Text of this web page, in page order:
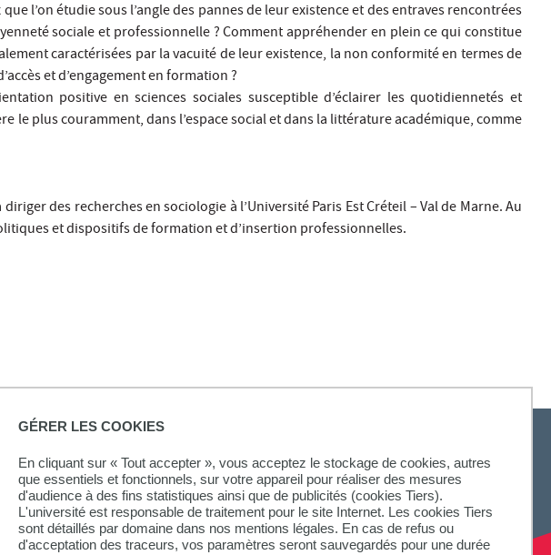
GÉRER LES COOKIES
En cliquant sur « Tout accepter », vous acceptez le stockage de cookies, autres
que essentiels et fonctionnels, sur votre appareil pour réaliser des mesures
d'audience à des fins statistiques ainsi que de publicités (cookies Tiers).
L'université est responsable de traitement pour le site Internet. Les cookies Tiers
sont détaillés par domaine dans nos mentions légales. En cas de refus ou
d'acceptation des traceurs, vos paramètres seront sauvegardés pour une durée
l’on étudie sous l’angle des pannes de leur existence et des entraves rencontrées
sociale et professionnelle ? Comment appréhender en plein ce qui constitue
caractérisées par la vacuité de leur existence, la non conformité en termes de
et d’engagement en formation ?
positive en sciences sociales susceptible d’éclairer les quotidiennetés et
le plus couramment, dans l’espace social et dans la littérature académique, comme
des recherches en sociologie à l’Université Paris Est Créteil – Val de Marne. Au
et dispositifs de formation et d’insertion professionnelles.
en ligne)